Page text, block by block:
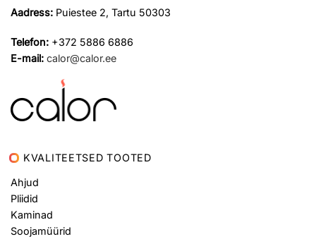
Aadress: Puiestee 2, Tartu 50303
Telefon: +372 5886 6886
E-mail: calor@calor.ee
KVALITEETSED TOOTED
Ahjud
Pliidid
Kaminad
Soojamüürid